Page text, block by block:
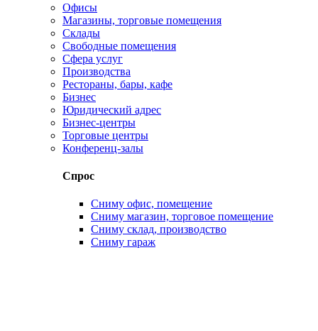
Офисы
Магазины, торговые помещения
Склады
Свободные помещения
Сфера услуг
Производства
Рестораны, бары, кафе
Бизнес
Юридический адрес
Бизнес-центры
Торговые центры
Конференц-залы
Спрос
Сниму офис, помещение
Сниму магазин, торговое помещение
Сниму склад, производство
Сниму гараж